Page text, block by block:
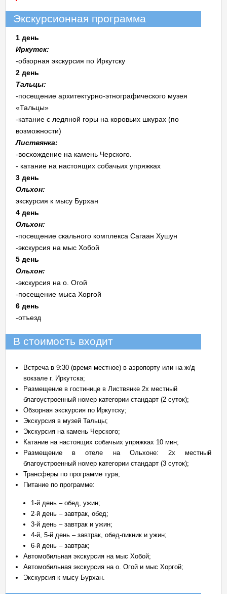
Экскурсионная программа
1 день
Иркутск:
-обзорная экскурсия по Иркутску
2 день
Тальцы:
-посещение архитектурно-этнографического музея
«Тальцы»
-катание с ледяной горы на коровьих шкурах (по
возможности)
Листвянка:
-восхождение на камень Черского.
- катание на настоящих собачьих упряжках
3 день
Ольхон:
экскурсия к мысу Бурхан
4 день
Ольхон:
-посещение скального комплекса Сагаан Хушун
-экскурсия на мыс Хобой
5 день
Ольхон:
-экскурсия на о. Огой
-посещение мыса Хоргой
6 день
-отъезд
В стоимость входит
Встреча в 9:30 (время местное) в аэропорту или на ж/д
вокзале г. Иркутска;
Размещение в гостинице в Листвянке 2х местный
благоустроенный номер категории стандарт (2 суток);
Обзорная экскурсия по Иркутску;
Экскурсия в музей Тальцы;
Экскурсия на камень Черского;
Катание на настоящих собачьих упряжках 10 мин;
Размещение в отеле на Ольхоне: 2х местный
благоустроенный номер категории стандарт (3 суток);
Трансферы по программе тура;
Питание по программе:
1-й день – обед, ужин;
2-й день – завтрак, обед;
3-й день – завтрак и ужин;
4-й, 5-й день – завтрак, обед-пикник и ужин;
6-й день – завтрак;
Автомобильная экскурсия на мыс Хобой;
Автомобильная экскурсия на о. Огой и мыс Хоргой;
Экскурсия к мысу Бурхан.